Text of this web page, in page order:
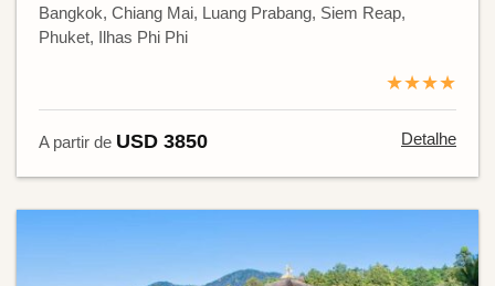
Bangkok, Chiang Mai, Luang Prabang, Siem Reap,
Phuket, Ilhas Phi Phi
★★★★
A partir de USD 3850 Detalhe